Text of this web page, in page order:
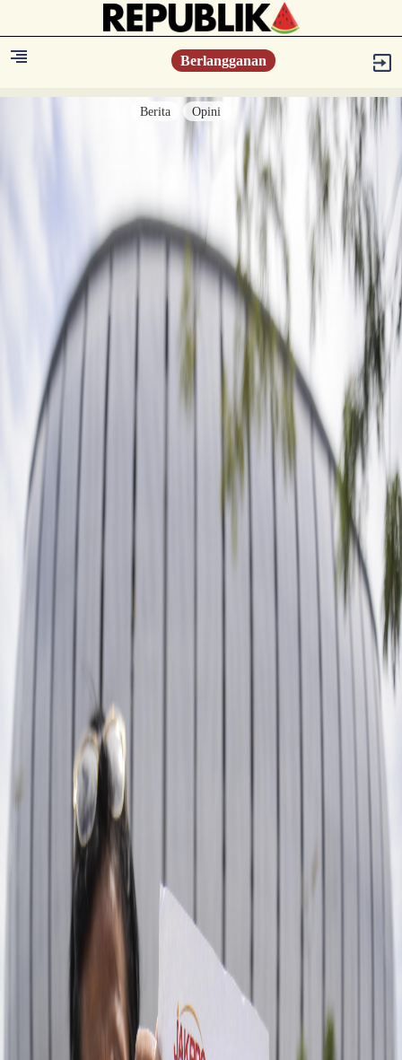
Berlangganan
Berita Opini
Islam Digest
Hikmah
Opini
Konsultasi Syariah
Resonansi
Sejarah